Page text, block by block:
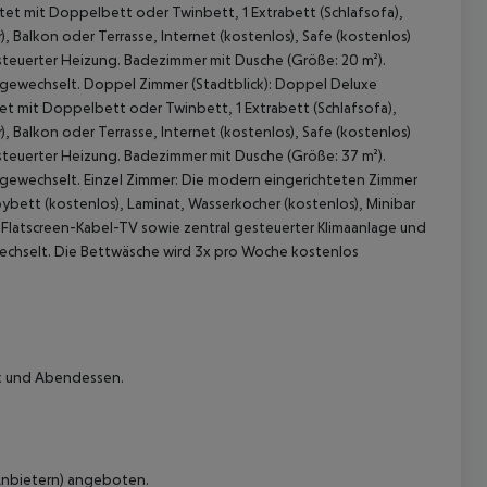
mit Doppelbett oder Twinbett, 1 Extrabett (Schlafsofa),
Balkon oder Terrasse, Internet (kostenlos), Safe (kostenlos)
Heizung. Badezimmer mit Dusche (Größe: 20 m²).
Doppel Zimmer (Stadtblick): Doppel Deluxe
mit Doppelbett oder Twinbett, 1 Extrabett (Schlafsofa),
Balkon oder Terrasse, Internet (kostenlos), Safe (kostenlos)
Heizung. Badezimmer mit Dusche (Größe: 37 m²).
Einzel Zimmer: Die modern eingerichteten Zimmer
(kostenlos), Laminat, Wasserkocher (kostenlos), Minibar
Kabel-TV sowie zentral gesteuerter Klimaanlage und
Die Bettwäsche wird 3x pro Woche kostenlos
und Abendessen.
angeboten.